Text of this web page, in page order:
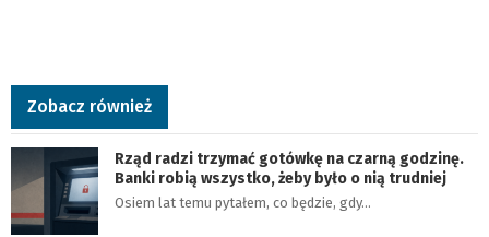
Zobacz również
Rząd radzi trzymać gotówkę na czarną godzinę.
Banki robią wszystko, żeby było o nią trudniej
Osiem lat temu pytałem, co będzie, gdy…